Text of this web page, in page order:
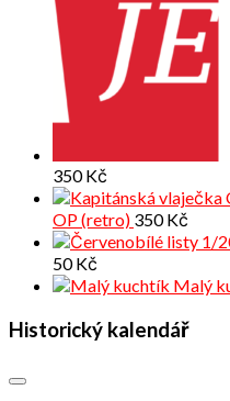
350Kč
OP (retro) 350Kč
50Kč
Malý
Historický kalendář